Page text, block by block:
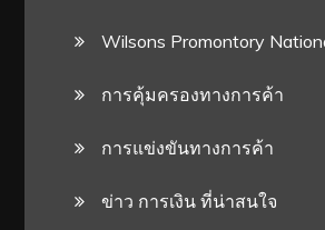
Wilsons Promontory
การคุ้มครองทางการค้า
การแข่งขันทางการค้า
ข่าว การเงิน ที่น่าสนใจ